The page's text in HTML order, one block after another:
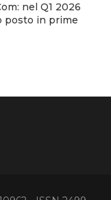
nel Q1 2026
posto in prime